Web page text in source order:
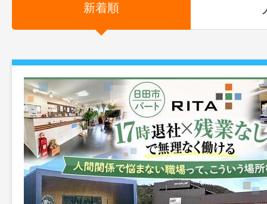
新着順